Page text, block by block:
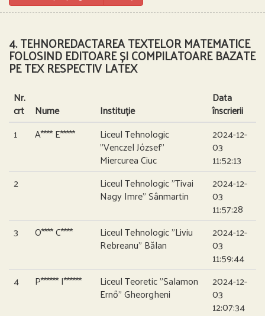
4. TEHNOREDACTAREA TEXTELOR MATEMATICE
FOLOSIND EDITOARE ȘI COMPILATOARE BAZATE
PE TEX RESPECTIV LATEX
Nr.
crt Nume Instituție
Data
înscrierii
1
A**** E***** Liceul Tehnologic
”Venczel József”
Miercurea Ciuc
2024-12-
03
11:52:13
2
Liceul Tehnologic ”Tivai
Nagy Imre” Sânmartin
2024-12-
03
11:57:28
3
O**** C**** Liceul Tehnologic ”Liviu
Rebreanu” Bălan
2024-12-
03
11:59:44
4
P****** I****** Liceul Teoretic ”Salamon
Ernő” Gheorgheni
2024-12-
03
12:07:34